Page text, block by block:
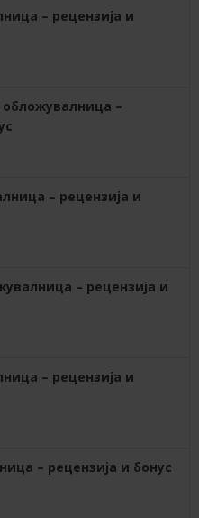
– рецензија и
обложувалница –
– рецензија и
– рецензија и
– рецензија и
– рецензија и бонус